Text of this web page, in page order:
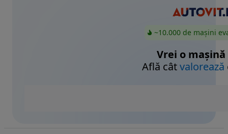
~10.000 de mașini
Vrei o mașină
Află câtvalorează